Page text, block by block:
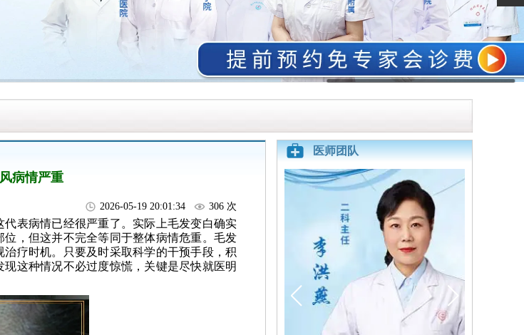
病情严重
2026-05-19 20:01:34 306 次
表病情已经很严重了。实际上毛发变白确实
，但这并不完全等同于整体病情危重。毛发
疗时机。只要及时采取科学的干预手段，积
这种情况不必过度惊慌，关键是尽快就医明
医师团队